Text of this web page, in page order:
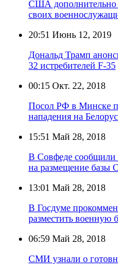
США дополнительно
своих
20:51 Июнь 12, 2019
Дональд Трамп
32 истребителей F-35
00:15 Окт. 22, 2018
Посол РФ в Минске
нападения на
15:51 Май 28, 2018
В Совфеде сообщили
на размещение
13:01 Май 28, 2018
В Госдуме
разместить военную
06:59 Май 28, 2018
СМИ узнали о